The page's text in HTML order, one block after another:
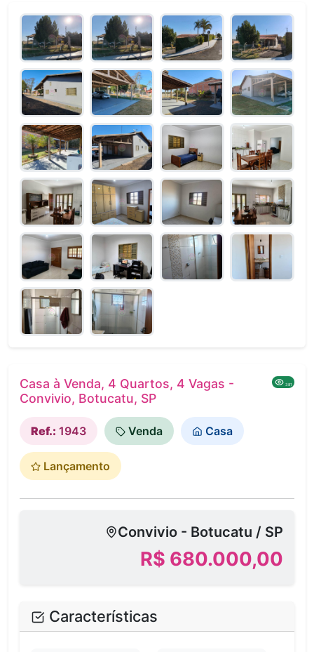
Casa à Venda, 4 Quartos, 4 Vagas -
Convivio, Botucatu, SP
381
Ref.: 1943 Venda Casa
Lançamento
Convivio - Botucatu / SP
R$ 680.000,00
Características